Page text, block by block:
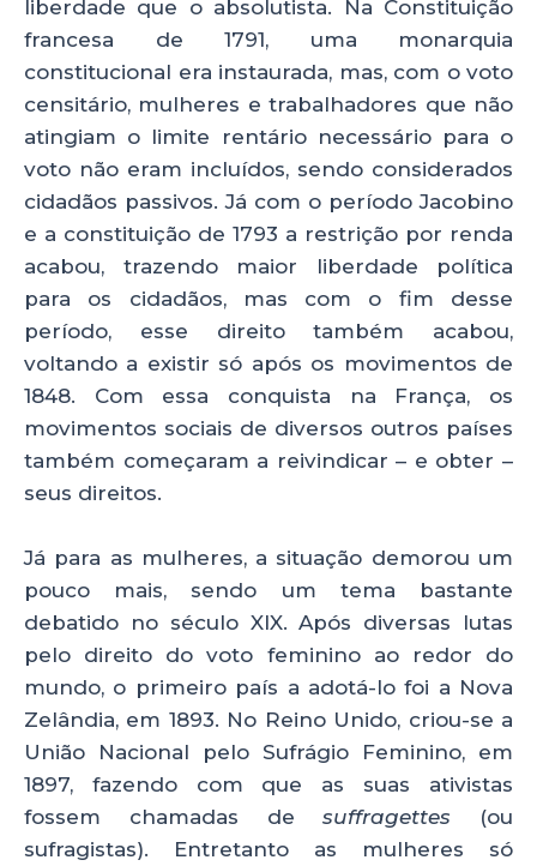
liberdade que o absolutista. Na Constituição
francesa de 1791, uma monarquia
constitucional era instaurada, mas, com o voto
censitário, mulheres e trabalhadores que não
atingiam o limite rentário necessário para o
voto não eram incluídos, sendo considerados
cidadãos passivos. Já com o período Jacobino
e a constituição de 1793 a restrição por renda
acabou, trazendo maior liberdade política
para os cidadãos, mas com o fim desse
período, esse direito também acabou,
voltando a existir só após os movimentos de
1848. Com essa conquista na França, os
movimentos sociais de diversos outros países
também começaram a reivindicar – e obter –
seus direitos.
Já para as mulheres, a situação demorou um
pouco mais, sendo um tema bastante
debatido no século XIX. Após diversas lutas
pelo direito do voto feminino ao redor do
mundo, o primeiro país a adotá-lo foi a Nova
Zelândia, em 1893. No Reino Unido, criou-se a
União Nacional pelo Sufrágio Feminino, em
1897, fazendo com que as suas ativistas
fossem chamadas desuffragettes (ou
sufragistas). Entretanto as mulheres só